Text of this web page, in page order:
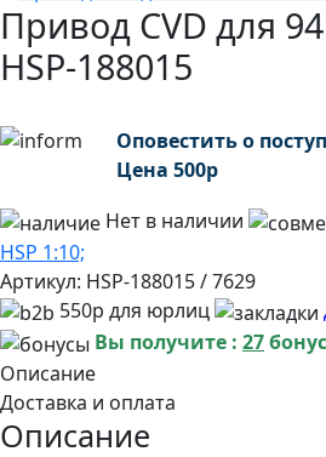
Привод CVD для
HSP-188015
Оповестить о
Цена 500р
Нет в наличии
HSP 1:10;
Артикул: HSP-188015 / 7629
550р для юрлиц
Вы получите : 27
Описание
Доставка и оплата
Описание